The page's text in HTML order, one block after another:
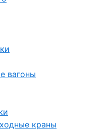
вагоны
краны